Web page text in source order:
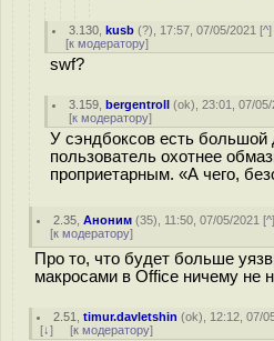
3.130 ,kusb (?), 17:57, 07/05/2021 [^]
[к модератору]
swf?
3.159 ,bergentroll (ok), 23:01, 07/
[к модератору]
У сэндбоксов есть
пользователь охотнее
проприетарным. «А чего,
2.35 ,Аноним (35), 11:50, 07/05/2021 [^
[к модератору]
Про то, что будет больше
макросами в Office ничему не
2.51 ,timur.davletshin (ok), 12:12, 07/
[↓] [к модератору]